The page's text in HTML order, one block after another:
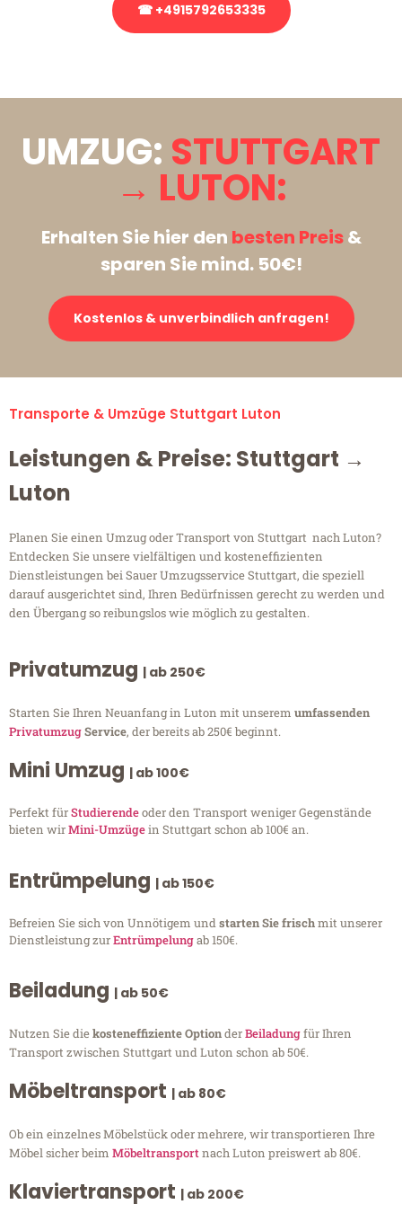
☎ +4915792653335
UMZUG: STUTTGART
→ LUTON:
Erhalten Sie hier den besten Preis&
sparen Sie mind. 50€!
Kostenlos & unverbindlich anfragen!
Transporte & Umzüge Stuttgart Luton
Leistungen & Preise: Stuttgart →
Luton
Planen Sie einen Umzug oder Transport von Stuttgart nach Luton?
Entdecken Sie unsere vielfältigen und kosteneffizienten
Dienstleistungen bei Sauer Umzugsservice Stuttgart, die speziell
darauf ausgerichtet sind, Ihren Bedürfnissen gerecht zu werden und
den Übergang so reibungslos wie möglich zu gestalten.
Privatumzug | ab 250€
Starten Sie Ihren Neuanfang in Luton mit unserem umfassenden
PrivatumzugService, der bereits ab 250€ beginnt.
Mini Umzug | ab 100€
Perfekt fürStudierendeoder den Transport weniger Gegenstände
bieten wirMini-Umzügein Stuttgart schon ab 100€ an.
Entrümpelung | ab 150€
Befreien Sie sich von Unnötigem undstarten Sie frischmit unserer
Dienstleistung zurEntrümpelungab 150€.
Beiladung | ab 50€
Nutzen Sie diekosteneffiziente OptionderBeiladungfür Ihren
Transport zwischen Stuttgart und Luton schon ab 50€.
Möbeltransport | ab 80€
Ob ein einzelnes Möbelstück oder mehrere, wir transportieren Ihre
Möbel sicher beim Möbeltransportnach Luton preiswert ab 80€.
Klaviertransport | ab 200€